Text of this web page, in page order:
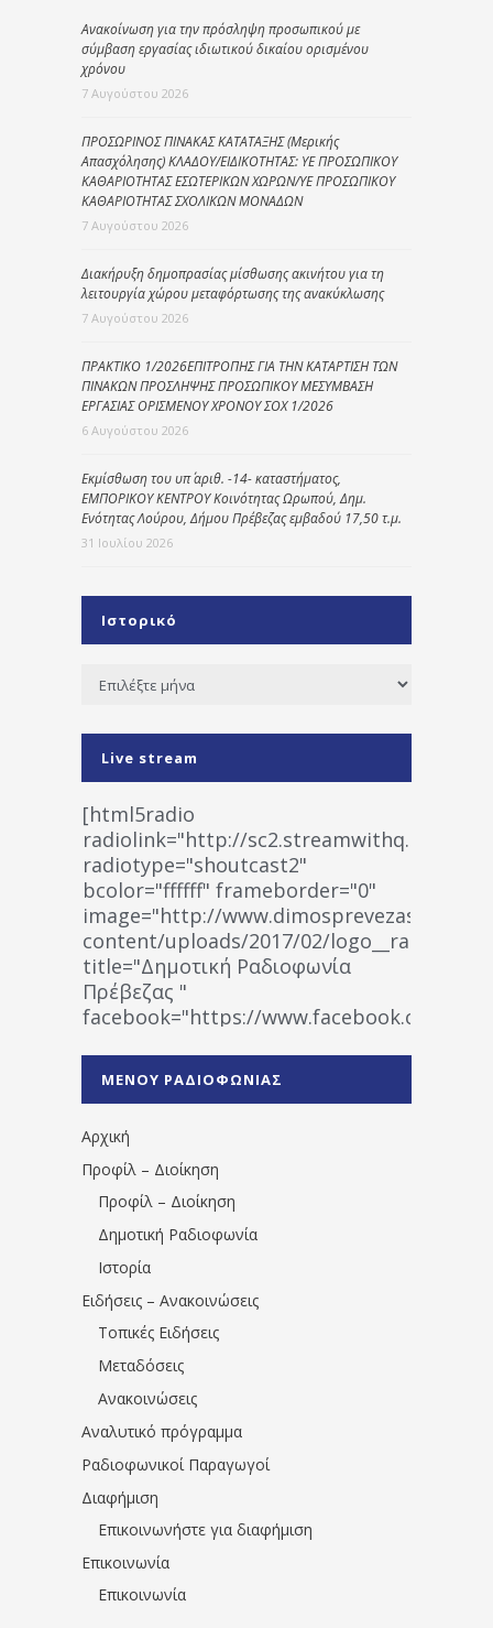
Ανακοίνωση για την πρόσληψη προσωπικού με
σύμβαση εργασίας ιδιωτικού δικαίου ορισμένου
χρόνου
7 Αυγούστου 2026
ΠΡΟΣΩΡΙΝΟΣ ΠΙΝΑΚΑΣ ΚΑΤΑΤΑΞΗΣ (Μερικής
Απασχόλησης) ΚΛΑΔΟΥ/ΕΙΔΙΚΟΤΗΤΑΣ: ΥΕ ΠΡΟΣΩΠΙΚΟΥ
ΚΑΘΑΡΙΟΤΗΤΑΣ ΕΣΩΤΕΡΙΚΩΝ ΧΩΡΩΝ/ΥΕ ΠΡΟΣΩΠΙΚΟΥ
ΚΑΘΑΡΙΟΤΗΤΑΣ ΣΧΟΛΙΚΩΝ ΜΟΝΑΔΩΝ
7 Αυγούστου 2026
Διακήρυξη δημοπρασίας μίσθωσης ακινήτου για τη
λειτουργία χώρου μεταφόρτωσης της ανακύκλωσης
7 Αυγούστου 2026
ΠΡΑΚΤΙΚΟ 1/2026ΕΠΙΤΡΟΠΗΣ ΓΙΑ ΤΗΝ ΚΑΤΑΡΤΙΣΗ ΤΩΝ
ΠΙΝΑΚΩΝ ΠΡΟΣΛΗΨΗΣ ΠΡΟΣΩΠΙΚΟΥ ΜΕΣΥΜΒΑΣΗ
ΕΡΓΑΣΙΑΣ ΟΡΙΣΜΕΝΟΥ ΧΡΟΝΟΥ ΣΟΧ 1/2026
6 Αυγούστου 2026
Εκμίσθωση του υπ΄ αριθ. -14- καταστήματος,
ΕΜΠΟΡΙΚΟΥ ΚΕΝΤΡΟΥ Κοινότητας Ωρωπού, Δημ.
Ενότητας Λούρου, Δήμου Πρέβεζας εμβαδού 17,50 τ.μ.
31 Ιουλίου 2026
Ιστορικό
Ιστορικό
Live stream
[html5radio
radiolink="http://
radiotype="shoutcast2"
bcolor="ffffff" frameborder="0"
image="http://www.dimosprevezas.gr/wp-
content/uploads/2017/02/
title="Δημοτική Ραδιοφωνία
Πρέβεζας "
facebook="https://www.facebook.com/
1531194763766854/" artist="" ]
ΜΕΝΟΥ ΡΑΔΙΟΦΩΝΙΑΣ
Αρχική
Προφίλ – Διοίκηση
Προφίλ – Διοίκηση
Δημοτική Ραδιοφωνία
Ιστορία
Ειδήσεις – Ανακοινώσεις
Τοπικές Ειδήσεις
Μεταδόσεις
Ανακοινώσεις
Αναλυτικό πρόγραμμα
Ραδιοφωνικοί Παραγωγοί
Διαφήμιση
Επικοινωνήστε για διαφήμιση
Επικοινωνία
Επικοινωνία